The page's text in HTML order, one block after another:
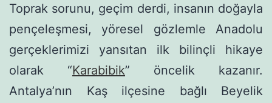
Toprak sorunu, geçim derdi, insanın doğayla
pençeleşmesi, yöresel gözlemle Anadolu
gerçeklerimizi yansıtan ilk bilinçli hikaye
olarak “Karabibik” öncelik kazanır.
Antalya’nın Kaş ilçesine bağlı Beyelik